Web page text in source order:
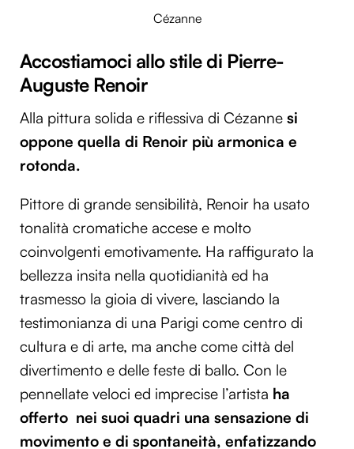
Cézanne
Accostiamoci allo stile di Pierre-
Auguste Renoir
Alla pittura solida e riflessiva di Cézanne si
oppone quella di Renoir più armonica e
rotonda.
Pittore di grande sensibilità, Renoir ha usato
tonalità cromatiche accese e molto
coinvolgenti emotivamente. Ha raffigurato la
bellezza insita nella quotidianità ed ha
trasmesso la gioia di vivere, lasciando la
testimonianza di una Parigi come centro di
cultura e di arte, ma anche come città del
divertimento e delle feste di ballo. Con le
pennellate veloci ed imprecise l’artista ha
offerto nei suoi quadri una sensazione di
movimento e di spontaneità, enfatizzando